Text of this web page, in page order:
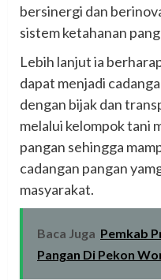
bersinergi dan
sistem ketahanan
Lebih lanjut ia
dapat menjadi
dengan bijak dan
melalui kelompok tani
pangan sehingga
cadangan pangan
masyarakat.
Baca Juga Pemkab
Pangan Di Pekon